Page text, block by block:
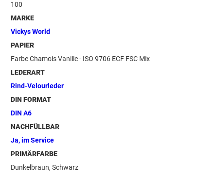
100
MARKE
Vickys World
PAPIER
Farbe Chamois Vanille - ISO 9706 ECF FSC Mix
LEDERART
Rind-Velourleder
DIN FORMAT
DIN A6
NACHFÜLLBAR
Ja, im Service
PRIMÄRFARBE
Dunkelbraun, Schwarz